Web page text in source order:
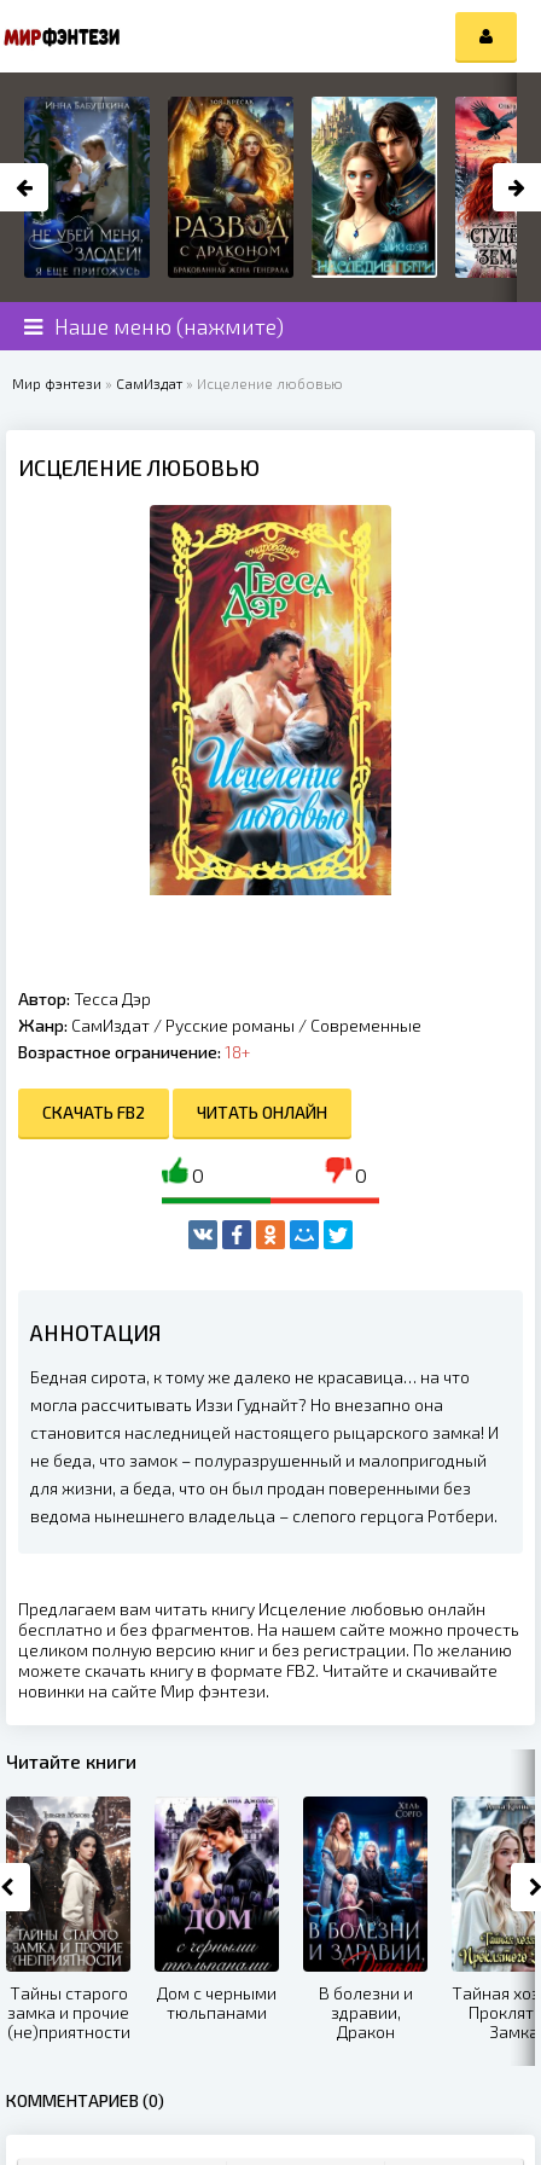
Наше меню (нажмите)
Мир фэнтези » СамИздат » Исцеление любовью
ИСЦЕЛЕНИЕ ЛЮБОВЬЮ
Автор: Тесса Дэр
Жанр: СамИздат / Русские романы / Современные
Возрастное ограничение: 18+
СКАЧАТЬ FB2 ЧИТАТЬ ОНЛАЙН
0 0
АННОТАЦИЯ
Бедная сирота, к тому же далеко не красавица… на что
могла рассчитывать Иззи Гуднайт? Но внезапно она
становится наследницей настоящего рыцарского замка! И
не беда, что замок – полуразрушенный и малопригодный
для жизни, а беда, что он был продан поверенными без
ведома нынешнего владельца – слепого герцога Ротбери.
Предлагаем вам читать книгу Исцеление любовью онлайн
бесплатно и без фрагментов. На нашем сайте можно прочесть
целиком полную версию книг и без регистрации. По желанию
можете скачать книгу в формате FB2. Читайте и скачивайте
новинки на сайте Мир фэнтези.
Читайте книги
Тайны старого
замка и прочие
(не)приятности
Дом с черными
тюльпанами
В болезни и
здравии,
Дракон
Тайная
Замка
КОММЕНТАРИЕВ (0)